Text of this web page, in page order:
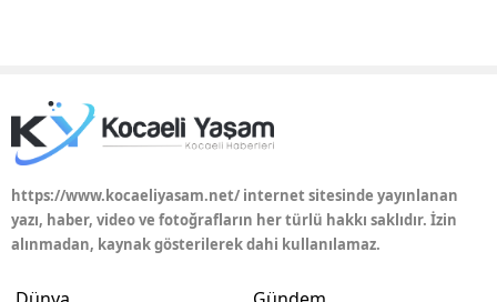
https://www.kocaeliyasam.net/ internet sitesinde yayınlanan
yazı, haber, video ve fotoğrafların her türlü hakkı saklıdır. İzin
alınmadan, kaynak gösterilerek dahi kullanılamaz.